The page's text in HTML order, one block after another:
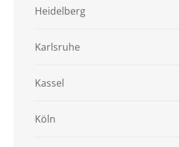
Heidelberg
Karlsruhe
Kassel
Köln